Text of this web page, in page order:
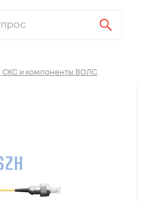
СКС и компоненты ВОЛС